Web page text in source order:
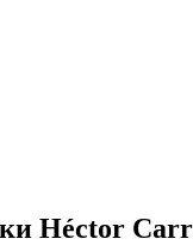
Héctor